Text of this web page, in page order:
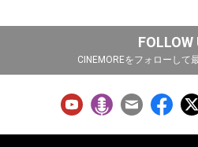
FOLLOW
CINEMOREをフォローして